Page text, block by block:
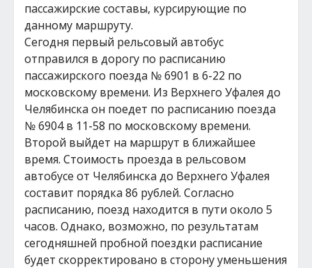
пассажирские составы, курсирующие по
данному маршруту.
Сегодня первый рельсовый автобус
отправился в дорогу по расписанию
пассажирского поезда № 6901 в 6-22 по
московскому времени. Из Верхнего Уфалея до
Челябинска он поедет по расписанию поезда
№ 6904 в 11-58 по московскому времени.
Второй выйдет на маршрут в ближайшее
время. Стоимость проезда в рельсовом
автобусе от Челябинска до Верхнего Уфалея
составит порядка 86 рублей. Согласно
расписанию, поезд находится в пути около 5
часов. Однако, возможно, по результатам
сегодняшней пробной поездки расписание
будет скорректировано в сторону уменьшения